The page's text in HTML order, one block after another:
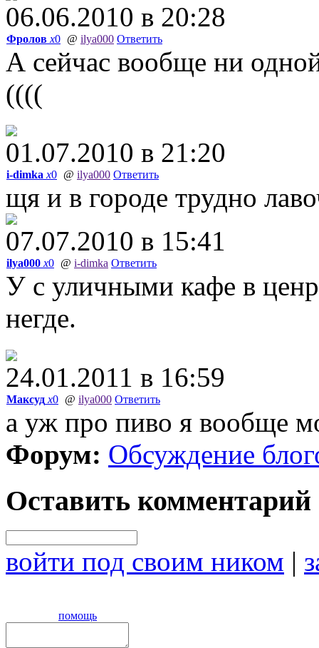
06.06.2010 в 20:28
Фролов x0 @ ilya000 Ответить
А сейчас вообще ни
((((
01.07.2010 в 21:20
i-dimka x0 @ ilya000 Ответить
щя и в городе трудно
07.07.2010 в 15:41
ilya000 x0 @ i-dimka Ответить
У с уличными кафе в
негде.
24.01.2011 в 16:59
Максуд x0 @ ilya000 Ответить
а уж про пиво я вообще
Форум: Обсуждение
Оставить комментарий
войти под своим ником |
помощь